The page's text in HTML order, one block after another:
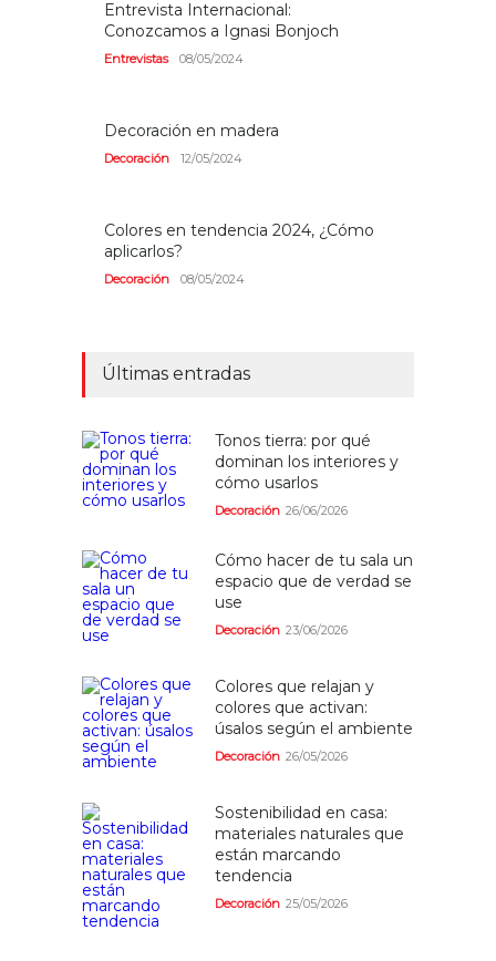
Entrevista Internacional:
Conozcamos a Ignasi Bonjoch
Entrevistas 08/05/2024
Decoración en madera
Decoración 12/05/2024
Colores en tendencia 2024, ¿Cómo
aplicarlos?
Decoración 08/05/2024
Últimas entradas
Tonos tierra: por qué
dominan los interiores y
cómo usarlos
Decoración 26/06/2026
Cómo hacer de tu sala un
espacio que de verdad se
use
Decoración 23/06/2026
Colores que relajan y
colores que activan:
úsalos según el ambiente
Decoración 26/05/2026
Sostenibilidad en casa:
materiales naturales que
están marcando
tendencia
Decoración 25/05/2026